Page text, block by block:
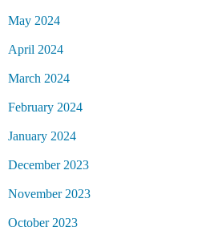
May 2024
April 2024
March 2024
February 2024
January 2024
December 2023
November 2023
October 2023